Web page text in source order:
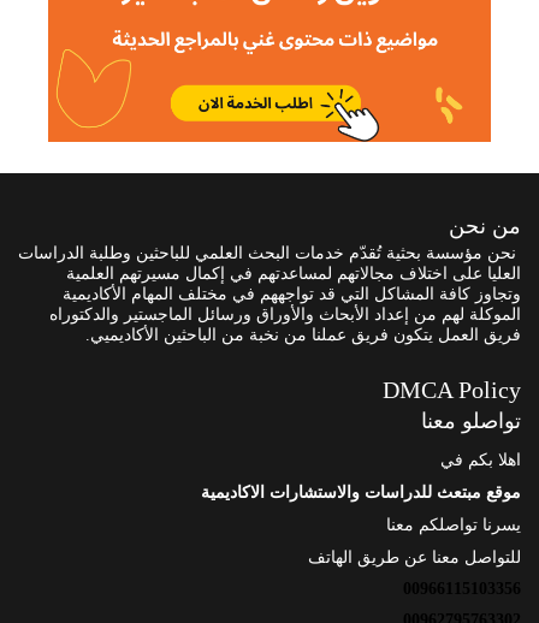
من نحن
نحن مؤسسة بحثية تُقدّم خدمات البحث العلمي للباحثين وطلبة الدراسات
العليا على اختلاف مجالاتهم لمساعدتهم في إكمال مسيرتهم العلمية
وتجاوز كافة المشاكل التي قد تواجههم في مختلف المهام الأكاديمية
الموكلة لهم من إعداد الأبحاث والأوراق ورسائل الماجستير والدكتوراه
فريق العمل يتكون فريق عملنا من نخبة من الباحثين الأكاديميي.
DMCA Policy
تواصلو معنا
اهلا بكم في
موقع مبتعث للدراسات والاستشارات الاكاديمية
يسرنا تواصلكم معنا
للتواصل معنا عن طريق الهاتف
00966115103356